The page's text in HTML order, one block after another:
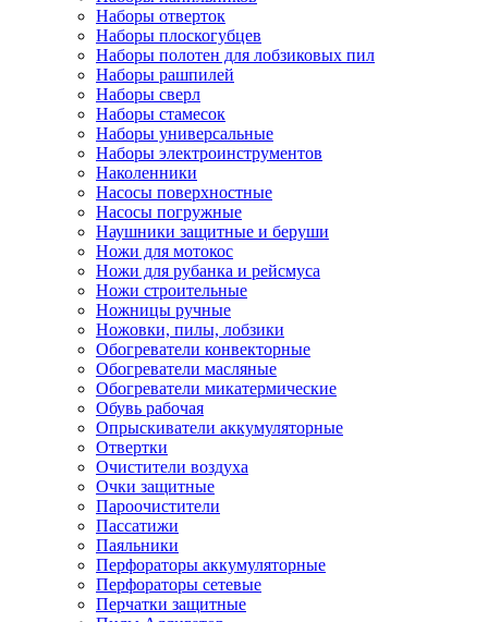
Наборы отверток
Наборы плоскогубцев
Наборы полотен для лобзиковых пил
Наборы рашпилей
Наборы сверл
Наборы стамесок
Наборы универсальные
Наборы электроинструментов
Наколенники
Насосы поверхностные
Насосы погружные
Наушники защитные и беруши
Ножи для мотокос
Ножи для рубанка и рейсмуса
Ножи строительные
Ножницы ручные
Ножовки, пилы, лобзики
Обогреватели конвекторные
Обогреватели масляные
Обогреватели микатермические
Обувь рабочая
Опрыскиватели аккумуляторные
Отвертки
Очистители воздуха
Очки защитные
Пароочистители
Пассатижи
Паяльники
Перфораторы аккумуляторные
Перфораторы сетевые
Перчатки защитные